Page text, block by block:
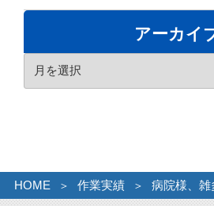
テ
ー
アーカイ
HOME 作業実績 病院様、雑多